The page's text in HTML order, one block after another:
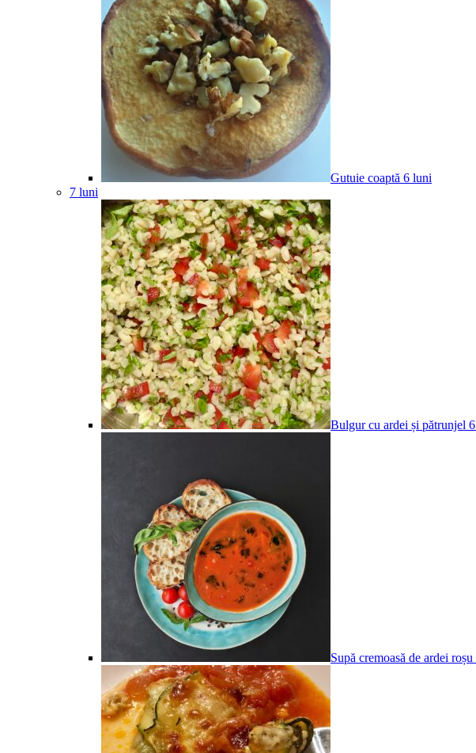
Gutuie coaptă 6 luni
7 luni
Bulgur cu ardei și pătrunjel 6
Supă cremoasă de ardei roșu